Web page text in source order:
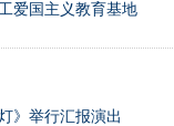
爱国主义教育基地
》举行汇报演出